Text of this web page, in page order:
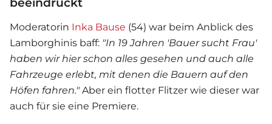
Moderatorin Inka Bause (54) war beim Anblick des
Lamborghinis baff: "In 19 Jahren 'Bauer sucht Frau'
haben wir hier schon alles gesehen und auch alle
Fahrzeuge erlebt, mit denen die Bauern auf den
Höfen fahren." Aber ein flotter Flitzer wie dieser war
auch für sie eine Premiere.